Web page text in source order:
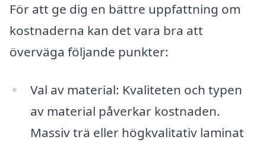
För att ge dig en bättre uppfattning om
kostnaderna kan det vara bra att
överväga följande punkter:
Val av material: Kvaliteten och typen
av material påverkar kostnaden.
Massiv trä eller högkvalitativ laminat